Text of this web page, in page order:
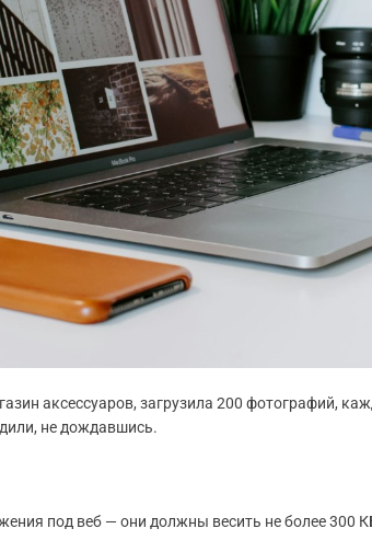
аксессуаров, загрузила 200 фотографий,
не дождавшись.
под веб — они должны весить не более 300